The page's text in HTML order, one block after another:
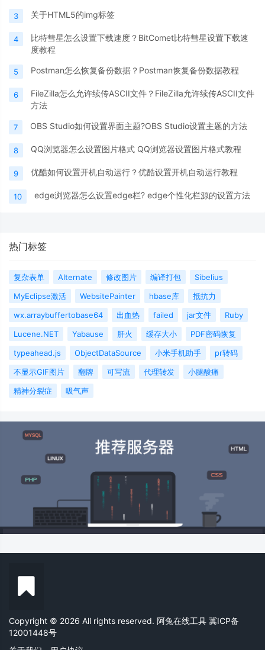
3 关于HTML5的img标签
4
比特彗星怎么设置下载速度？BitComet比特彗星设置下载速
度教程
5 Postman怎么恢复备份数据？Postman恢复备份数据教程
6
FileZilla怎么允许续传ASCII文件？FileZilla允许续传ASCII文件
方法
7 OBS Studio如何设置界面主题?OBS Studio设置主题的方法
8 QQ浏览器怎么设置图片格式 QQ浏览器设置图片格式教程
9 优酷如何设置开机自动运行？优酷设置开机自动运行教程
10 edge浏览器怎么设置edge栏? edge个性化栏源的设置方法
热门标签
复杂表单 Alternate 修改图片 编译打包
Sibelius
MyEclipse激活
WebsitePainter hbase库
抵抗力
wx.arraybuffertobase64
出血热 failed jar文件
Ruby
Lucene.NET
Yabause 肝火 缓存大小
PDF密码恢复
typeahead.js
ObjectDataSource 小米手机助手
pr转码
不显示GIF图片
翻牌 可写流 代理转发
小腿酸痛
精神分裂症
吸气声
Copyright © 2026 All rights reserved. 阿兔在线工具 冀ICP备
12001448号